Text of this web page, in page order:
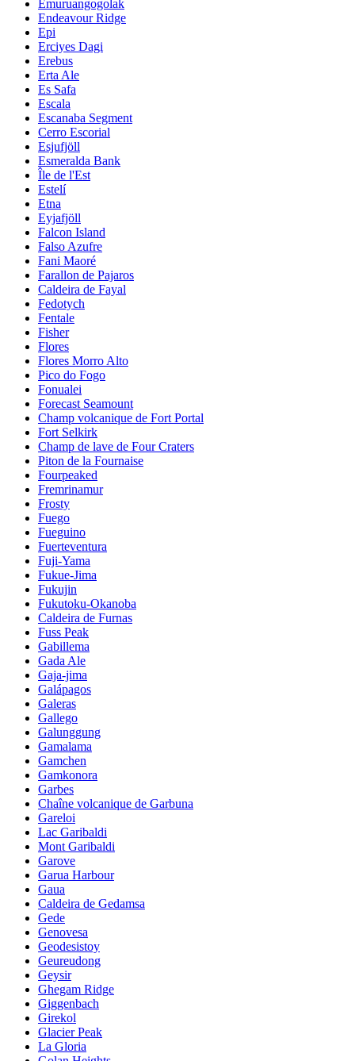
Emuruangogolak
Endeavour Ridge
Epi
Erciyes Dagi
Erebus
Erta Ale
Es Safa
Escala
Escanaba Segment
Cerro Escorial
Esjufjöll
Esmeralda Bank
Île de l'Est
Estelí
Etna
Eyjafjöll
Falcon Island
Falso Azufre
Fani Maoré
Farallon de Pajaros
Caldeira de Fayal
Fedotych
Fentale
Fisher
Flores
Flores Morro Alto
Pico do Fogo
Fonualei
Forecast Seamount
Champ volcanique de Fort Portal
Fort Selkirk
Champ de lave de Four Craters
Piton de la Fournaise
Fourpeaked
Fremrinamur
Frosty
Fuego
Fueguino
Fuerteventura
Fuji-Yama
Fukue-Jima
Fukujin
Fukutoku-Okanoba
Caldeira de Furnas
Fuss Peak
Gabillema
Gada Ale
Gaja-jima
Galápagos
Galeras
Gallego
Galunggung
Gamalama
Gamchen
Gamkonora
Garbes
Chaîne volcanique de Garbuna
Gareloi
Lac Garibaldi
Mont Garibaldi
Garove
Garua Harbour
Gaua
Caldeira de Gedamsa
Gede
Genovesa
Geodesistoy
Geureudong
Geysir
Ghegam Ridge
Giggenbach
Girekol
Glacier Peak
La Gloria